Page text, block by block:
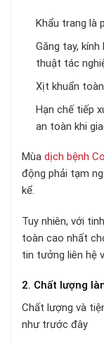
Khẩu trang là
Găng tay,
thuật tác
Xịt khuẩn
Hạn chế tiếp
an toàn khi
Mùa dịch bệnh
động phải tạm
kể.
Tuy nhiên, với
toàn cao nhất
tin tưởng liên hệ
2. Chất lượng
Chất lượng và
như trước đây